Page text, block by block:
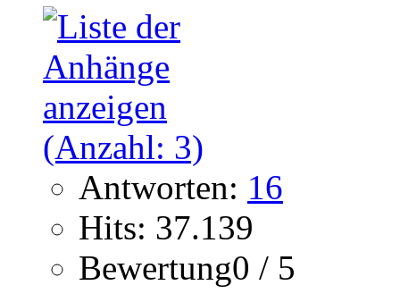
Antworten: 16
Hits: 37.139
Bewertung0 / 5